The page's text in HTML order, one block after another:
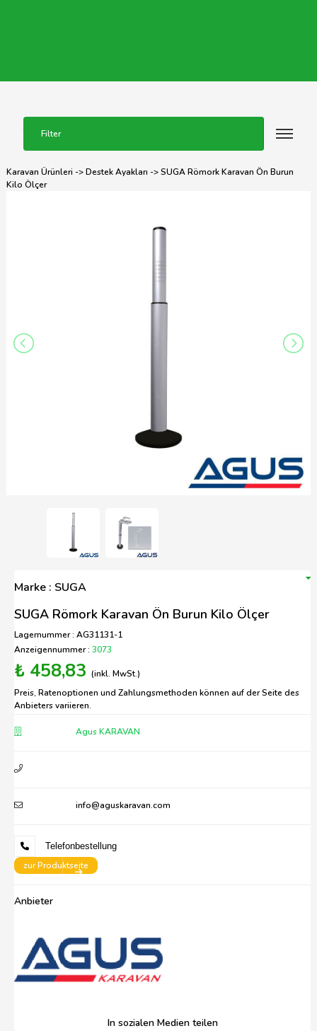
Filter
Karavan Ürünleri ->Destek Ayakları -> SUGA Römork Karavan Ön Burun
Kilo Ölçer
Marke : SUGA
SUGA Römork Karavan Ön Burun Kilo Ölçer
Lagernummer : AG31131-1
Anzeigennummer : 3073
₺ 458,83 (inkl. MwSt.)
Preis, Ratenoptionen und Zahlungsmethoden können auf der Seite des
Anbieters variieren.
Agus KARAVAN
info@aguskaravan.com
Telefonbestellung
zur Produktseite
Anbieter
In sozialen Medien teilen